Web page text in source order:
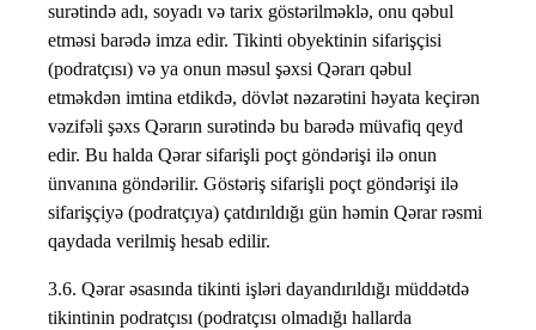
surətində adı, soyadı və tarix göstərilməklə, onu qəbul
etməsi barədə imza edir. Tikinti obyektinin sifarişçisi
(podratçısı) və ya onun məsul şəxsi Qərarı qəbul
etməkdən imtina etdikdə, dövlət nəzarətini həyata keçirən
vəzifəli şəxs Qərarın surətində bu barədə müvafiq qeyd
edir. Bu halda Qərar sifarişli poçt göndərişi ilə onun
ünvanına göndərilir. Göstəriş sifarişli poçt göndərişi ilə
sifarişçiyə (podratçıya) çatdırıldığı gün həmin Qərar rəsmi
qaydada verilmiş hesab edilir.
3.6. Qərar əsasında tikinti işləri dayandırıldığı müddətdə
tikintinin podratçısı (podratçısı olmadığı hallarda